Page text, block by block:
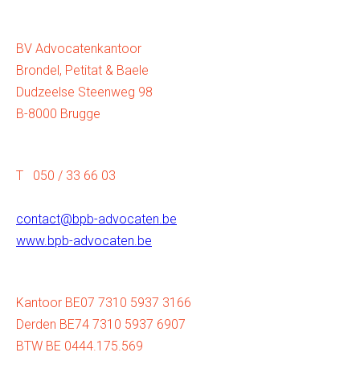
BV Advocatenkantoor
Brondel, Petitat & Baele
Dudzeelse Steenweg 98
B-8000 Brugge
T 050 / 33 66 03
contact@bpb-advocaten.be
www.bpb-advocaten.be
Kantoor BE07 7310 5937 3166
Derden BE74 7310 5937 6907
BTW BE 0444.175.569